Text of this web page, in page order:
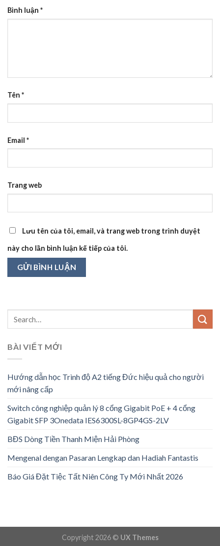
Bình luận *
Tên *
Email *
Trang web
Lưu tên của tôi, email, và trang web trong trình duyệt
này cho lần bình luận kế tiếp của tôi.
BÀI VIẾT MỚI
Hướng dẫn học Trình độ A2 tiếng Đức hiệu quả cho người
mới nâng cấp
Switch công nghiệp quản lý 8 cổng Gigabit PoE + 4 cổng
Gigabit SFP 3Onedata IES6300SL-8GP4GS-2LV
BĐS Dòng Tiền Thanh Miện Hải Phòng
Mengenal dengan Pasaran Lengkap dan Hadiah Fantastis
Báo Giá Đặt Tiệc Tất Niên Công Ty Mới Nhất 2026
Copyright 2026 © UX Themes